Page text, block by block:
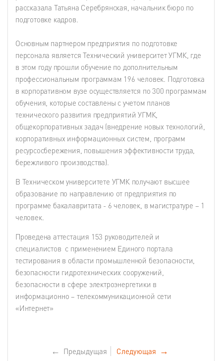
рассказала Татьяна Серебрянская, начальник бюро по
подготовке кадров.
Основным партнером предприятия по подготовке
персонала является Технический университет УГМК, где
в этом году прошли обучение по дополнительным
профессиональным программам 196 человек. Подготовка
в корпоративном вузе осуществляется по 300 программам
обучения, которые составлены с учетом планов
технического развития предприятий УГМК,
общекорпоративных задач (внедрение новых технологий,
корпоративных информационных систем, программ
ресурсосбережения, повышения эффективности труда,
бережливого производства).
В Техническом университете УГМК получают высшее
образование по направлению от предприятия по
программе бакалавритата - 6 человек, в магистратуре – 1
человек.
Проведена аттестация 153 руководителей и
специалистов с применением Единого портала
тестирования в области промышленной безопасности,
безопасности гидротехнических сооружений,
безопасности в сфере электроэнергетики в
информационно – телекоммуникационной сети
«Интернет»
← Предыдущая Следующая →